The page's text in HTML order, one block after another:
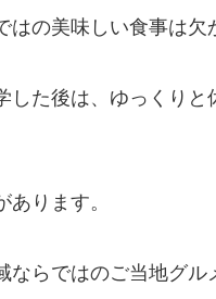
の美味しい食事は欠
た後は、ゆっくり
ります。
らではのご当地グル